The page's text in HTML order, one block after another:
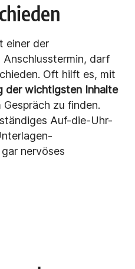
einer der
Anschlusstermin, darf
Oft hilft es, mit
der wichtigsten Inhalte
zu finden.
Auf-die-Uhr-
nervöses